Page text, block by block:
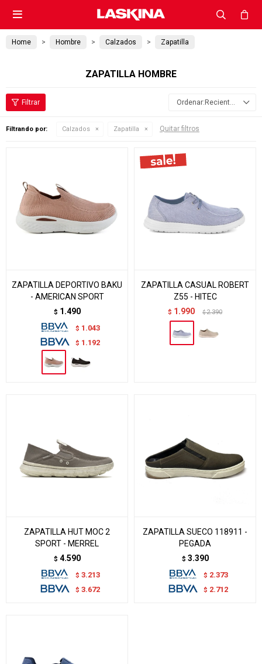

Home Hombre Calzados Zapatilla
ZAPATILLA HOMBRE
Recientes
Filtrando por: Calzados Zapatilla Quitar filtros
ZAPATILLA DEPORTIVO BAKU
- AMERICAN SPORT
$ 1.490
$ 1.043
$ 1.192
ZAPATILLA CASUAL ROBERT
Z55 - HITEC
$ 1.990 $ 2.390
ZAPATILLA HUT MOC 2
SPORT - MERREL
$ 4.590
$ 3.213
$ 3.672
ZAPATILLA SUECO 118911 -
PEGADA
$ 3.390
$ 2.373
$ 2.712